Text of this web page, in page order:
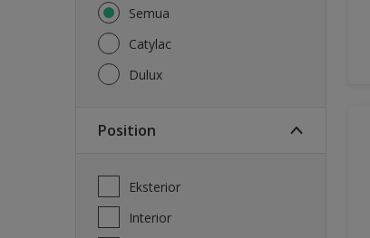
Semua
Catylac
Dulux
Position
Eksterior
Interior